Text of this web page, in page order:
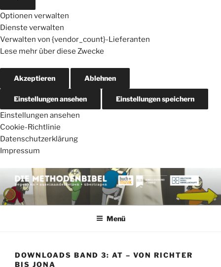
Optionen verwalten
Dienste verwalten
Verwalten von {vendor_count}-Lieferanten
Lese mehr über diese Zwecke
Akzeptieren Ablehnen
Einstellungen ansehen Einstellungen speichern
Einstellungen ansehen
Cookie-Richtlinie
Datenschutzerklärung
Impressum
Inhalt
springen
DIE METHODENBIBEL
AT – von Schöpfung bis Josua
Menü
DOWNLOADS BAND 3: AT – VON RICHTER
BIS JONA